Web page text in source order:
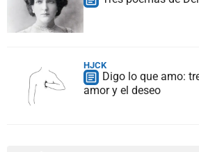
HJCK
Digo lo que amo:
amor y el deseo